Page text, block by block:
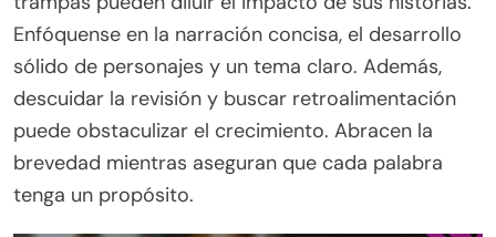
Enfóquense en la narración concisa, el desarrollo
sólido de personajes y un tema claro. Además,
descuidar la revisión y buscar retroalimentación
puede obstaculizar el crecimiento. Abracen la
brevedad mientras aseguran que cada palabra
tenga un propósito.